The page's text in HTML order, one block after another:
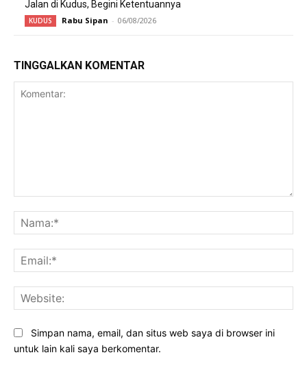
Jalan di Kudus, Begini Ketentuannya
KUDUS Rabu Sipan - 06/08/2026
TINGGALKAN KOMENTAR
Simpan nama, email, dan situs web saya di browser ini
untuk lain kali saya berkomentar.